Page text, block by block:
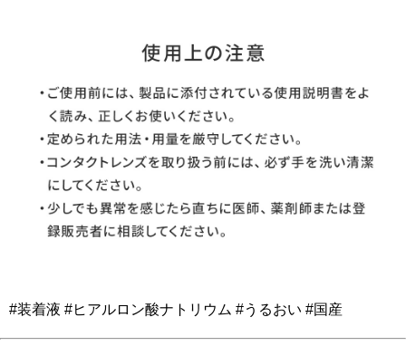
#装着液 #ヒアルロン酸ナトリウム #うるおい #国産